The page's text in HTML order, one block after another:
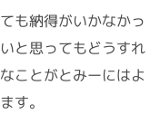
も納得がいかなかっ
と思ってもどうすれ
ことがとみーにはよ
す。